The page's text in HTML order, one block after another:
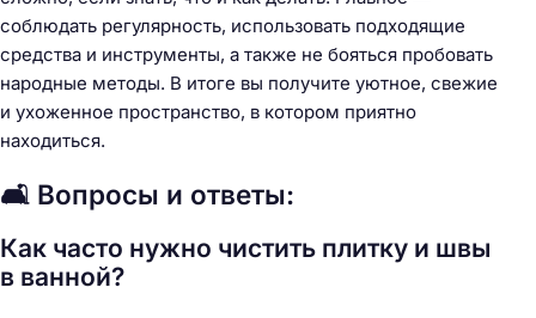
соблюдать регулярность, использовать подходящие
средства и инструменты, а также не бояться пробовать
народные методы. В итоге вы получите уютное, свежие
и ухоженное пространство, в котором приятно
находиться.
🛋️ Вопросы и ответы:
Как часто нужно чистить плитку и швы
в ванной?